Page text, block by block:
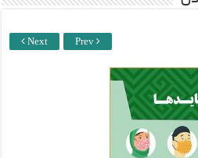
Next Prev